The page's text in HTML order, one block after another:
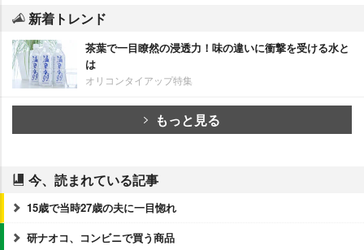
新着トレンド
茶葉で一目瞭然の浸透力！味の違いに衝撃を受ける水と
は
オリコンタイアップ特集
もっと見る
今、読まれている記事
15歳で当時27歳の夫に一目惚れ
研ナオコ、コンビニで買う商品